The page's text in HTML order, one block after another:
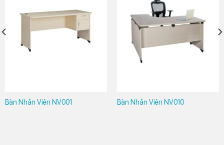
Bàn Nhân Viên NV001 Bàn Nhân Viên NV010